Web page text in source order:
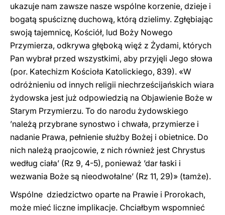
ukazuje nam zawsze nasze wspólne korzenie, dzieje i
bogatą spuściznę duchową, którą dzielimy. Zgłębiając
swoją tajemnicę, Kościół, lud Boży Nowego
Przymierza, odkrywa głęboką więź z Żydami, których
Pan wybrał przed wszystkimi, aby przyjęli Jego słowa
(por. Katechizm Kościoła Katolickiego, 839). «W
odróżnieniu od innych religii niechrześcijańskich wiara
żydowska jest już odpowiedzią na Objawienie Boże w
Starym Przymierzu. To do narodu żydowskiego
’należą przybrane synostwo i chwała, przymierze i
nadanie Prawa, pełnienie służby Bożej i obietnice. Do
nich należą praojcowie, z nich również jest Chrystus
według ciała’ (Rz 9, 4-5), ponieważ ’dar łaski i
wezwania Boże są nieodwołalne’ (Rz 11, 29)» (tamże).
Wspólne dziedzictwo oparte na Prawie i Prorokach,
może mieć liczne implikacje. Chciałbym wspomnieć